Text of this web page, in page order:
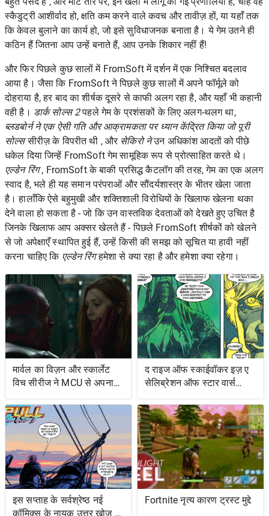
स्कैडुट्री आशीर्वाद हो, क्षति कम करने वाले कवच और तावीज़ हों, या यहाँ तक
कि केवल बुलाने का कार्य हो, जो इसे सुविधाजनक बनाता है। ये गेम उतने ही
कठिन हैं जितना आप उन्हें बनाते हैं, आप उनके शिकार नहीं हैं!
और फिर पिछले कुछ सालों में FromSoft में दर्शन में एक निश्चित बदलाव
आया है। जैसा कि FromSoft ने पिछले कुछ सालों में अपने फॉर्मूले को
दोहराया है, हर बाद का शीर्षक दूसरे से काफी अलग रहा है, और यहाँ भी कहानी
वही है। डार्क सोल्स 2पहले गेम के प्रशंसकों के लिए अलग-थलग था,
ब्लडबोर्न ने एक ऐसी गति और आक्रामकता पर ध्यान केंद्रित किया जो पूरी
सोल्ससीरीज़ के विपरीत थी , और सेकिरो नेउन अधिकांश आदतों को पीछे
धकेल दिया जिन्हें FromSoft गेम सामूहिक रूप से प्रोत्साहित करते थे।
एल्डेन रिंग, FromSoft के बाकी प्रसिद्ध कैटलॉग की तरह, गेम का एक अलग
स्वाद है, भले ही यह समान परंपराओं और सौंदर्यशास्त्र के भीतर खेला जाता
है। हालाँकि ऐसे बहुमुखी और शक्तिशाली विरोधियों के खिलाफ खेलना थका
देने वाला हो सकता है - जो कि उनवास्तविक देवताओं कोदेखते हुए उचित है
जिनके खिलाफ आप अक्सर खेलते हैं - पिछले FromSoft शीर्षकों को खेलने
से जो अपेक्षाएँ स्थापित हुई हैं, उन्हें किसी की समझ को सूचित या हावी नहीं
करना चाहिए कि एल्डेन रिंगहमेशा से क्या रहा है और हमेशा क्या रहेगा।
मार्वल का विज़न और स्कार्लेट
विच सीरीज ने MCU से अपना
शोअरनर चुना
द राइज ऑफ स्काईवॉकर इज़ ए
सेलिब्रेशन ऑफ स्टार वार्स
ओल्ड एक्सटेंडेड यूनिवर्स- एंड
इट्स ग्रेटेस्ट रेस्ट्यूडिएशन
इस सप्ताह के सर्वश्रेष्ठ नई
कॉमिक्स के नायक उत्तर खोज रहे
Fortnite नृत्य कारण ट्रस्ट मुद्दे